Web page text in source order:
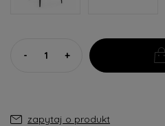
+
-
zapytaj o produkt